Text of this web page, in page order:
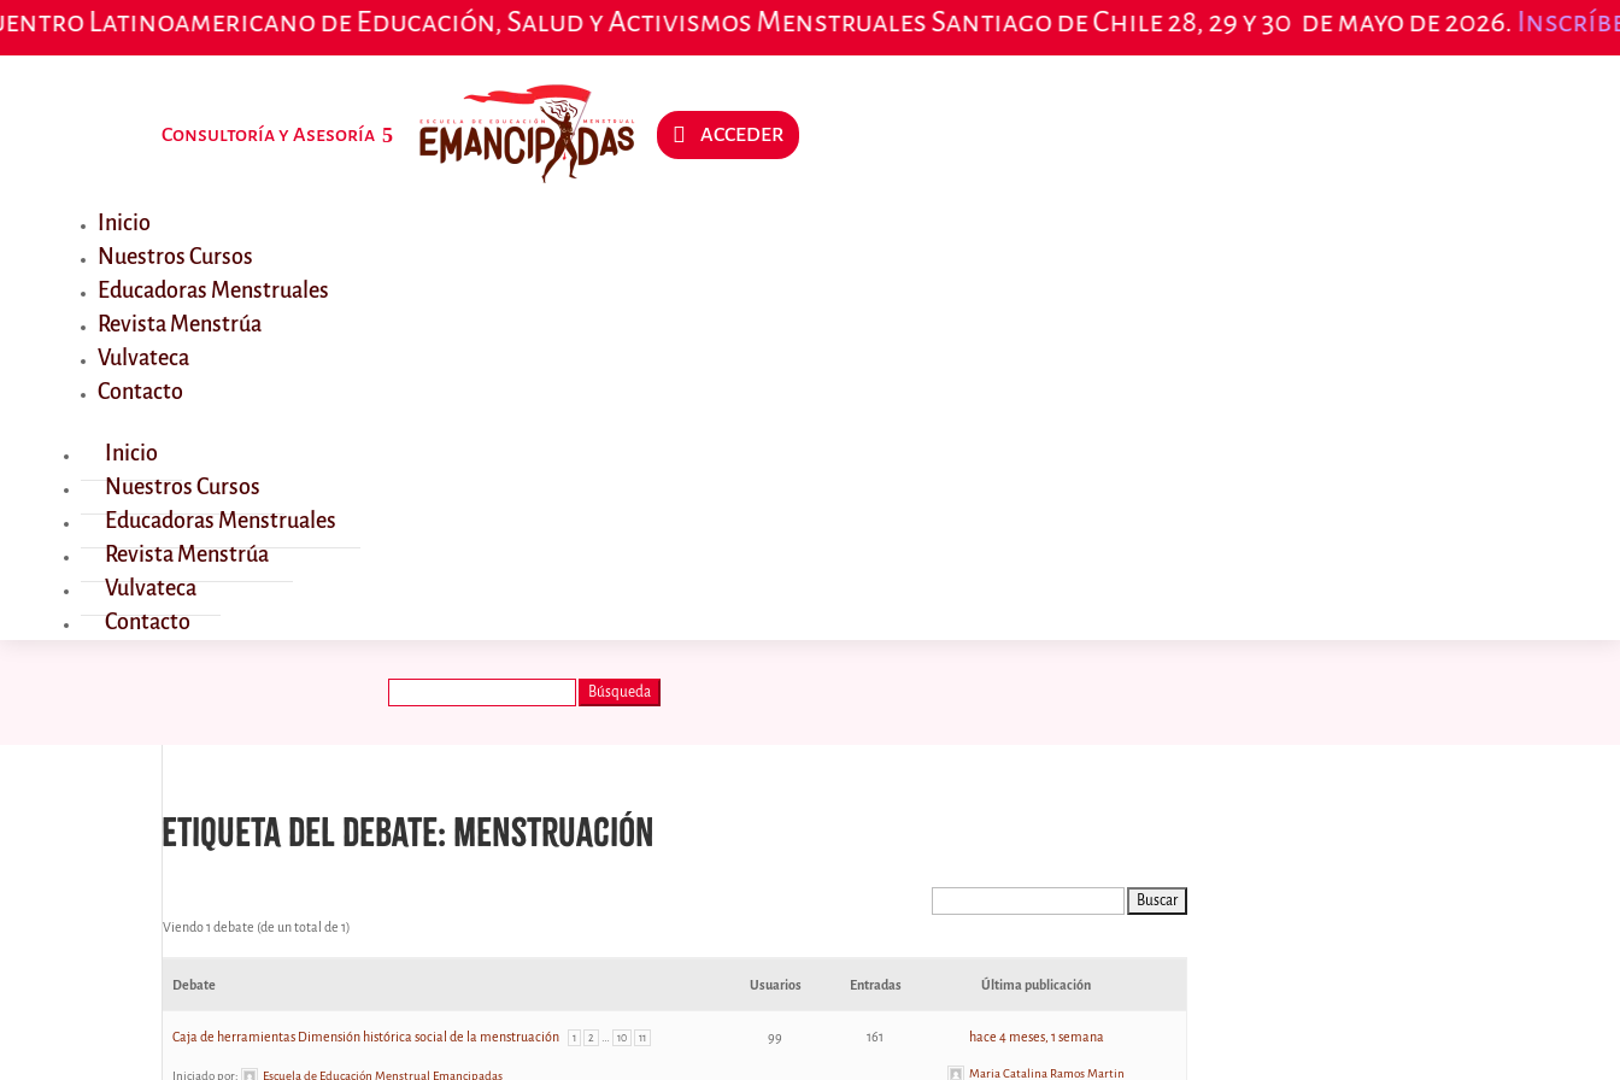
Santiago de Chile 28, 29 y 30 de mayo de 2026.Inscríbete aquí
Consultoría y Asesoría ACCEDER
Inicio
Nuestros Cursos
Educadoras Menstruales
Revista Menstrúa
Vulvateca
Contacto
Inicio
Nuestros Cursos
Educadoras Menstruales
Revista Menstrúa
Vulvateca
Contacto
Etiqueta del debate: menstruación
Viendo 1 debate (de un total de 1)
Debate Usuarios Entradas Última publicación
Caja de herramientas Dimensión histórica social de la menstruación 1 2 10 11
Iniciado por: Escuela de Educación Menstrual Emancipadas
99 161 hace 4 meses, 1 semana
Maria Catalina Ramos Martin